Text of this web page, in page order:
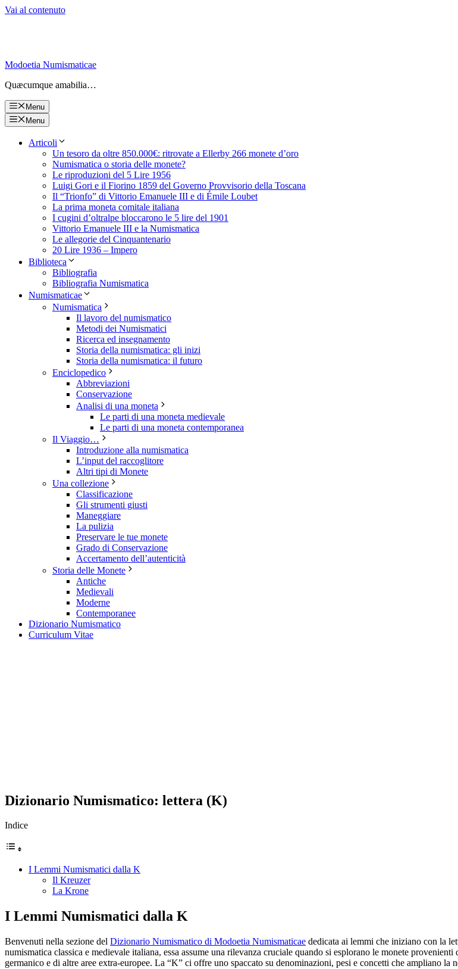
Vai al contenuto
Modoetia Numismaticae
Quæcumque amabilia…
Menu
Menu
Articoli
Un tesoro da oltre 850.000€: ritrovate a Ellerby 266 monete d’oro
Numismatica o storia delle monete?
Le riproduzioni del 5 Lire 1956
Luigi Gori e il Fiorino 1859 del Governo Provvisorio della Toscana
Il “Trionfo” di Vittorio Emanuele III e di Émile Loubet
La prima moneta comitale italiana
I cugini d’oltralpe bloccarono le 5 lire del 1901
Vittorio Emanuele III e la Numismatica
Le allegorie del Cinquantenario
20 Lire 1936 – Impero
Biblioteca
Bibliografia
Bibliografia Numismatica
Numismaticae
Numismatica
Il lavoro del numismatico
Metodi dei Numismatici
Ricerca ed insegnamento
Storia della numismatica: gli inizi
Storia della numismatica: il futuro
Enciclopedico
Abbreviazioni
Conservazione
Analisi di una moneta
Le parti di una moneta medievale
Le parti di una moneta contemporanea
Il Viaggio…
Introduzione alla numismatica
L’input del raccoglitore
Altri tipi di Monete
Una collezione
Classificazione
Gli strumenti giusti
Maneggiare
La pulizia
Preservare le tue monete
Grado di Conservazione
Accertamento dell’autenticità
Storia delle Monete
Antiche
Medievali
Moderne
Contemporanee
Dizionario Numismatico
Curriculum Vitae
Dizionario Numismatico: lettera (K)
Indice
I Lemmi Numismatici dalla K
Il Kreuzer
La Krone
I Lemmi Numismatici dalla K
Benvenuti nella sezione del Dizionario Numismatico di Modoetia Numismaticae dedicata ai lemmi che iniziano con la
numismatica classica e medievale italiana, essa assume una rilevanza cruciale quando si esplorano le monete
germanico e di altre aree extra-europee. La “K” ci offre uno spaccato su denominazioni, pesi e concetti che ampliano